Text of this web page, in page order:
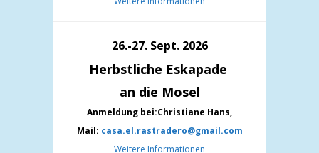
26.-27. Sept. 2026
Herbstliche Eskapade
an die Mosel
Anmeldung bei:Christiane Hans,
Mail: casa.el.rastradero@gmail.com
Weitere Informationen